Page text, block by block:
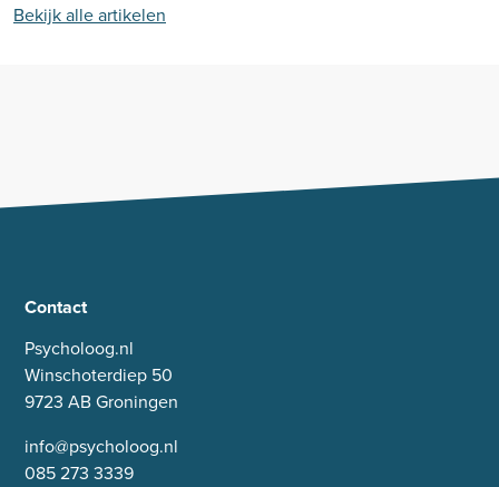
Bekijk alle artikelen
Contact
Psycholoog.nl
Winschoterdiep 50
9723 AB Groningen
info@psycholoog.nl
085 273 3339